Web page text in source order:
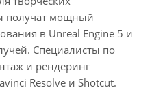
получат мощный
в Unreal Engine 5 и
Специалисты по
и рендеринг
Resolve и Shotcut.